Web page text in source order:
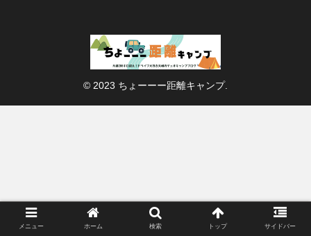
© 2023 ちょーーー距離キャンプ.
メニュー ホーム 検索 トップ サイドバー